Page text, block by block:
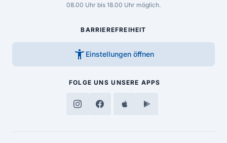
08.00 Uhr bis 18.00 Uhr möglich.
BARRIEREFREIHEIT
accessibility_new Einstellungen öffnen
FOLGE UNS UNSERE APPS